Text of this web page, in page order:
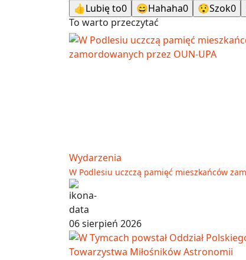
👍Lubię to0 😄Hahaha0 😯Szok0
To warto przeczytać
Wydarzenia
W Podlesiu uczczą pamięć mieszkańców
06 sierpień 2026